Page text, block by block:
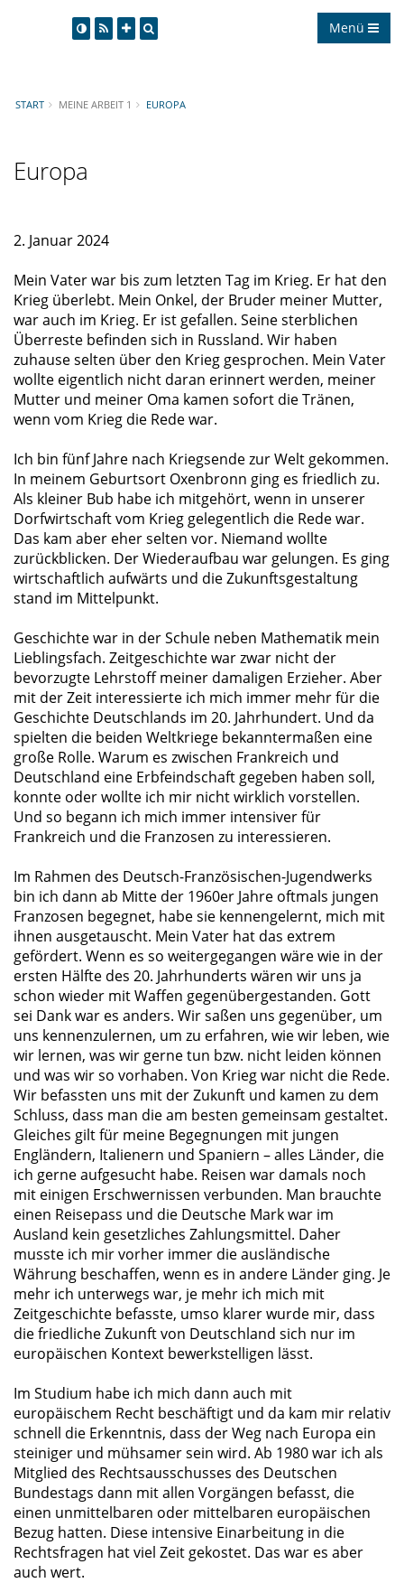
Menü
START MEINE ARBEIT 1 EUROPA
Europa
2. Januar 2024
Mein Vater war bis zum letzten Tag im Krieg. Er hat den
Krieg überlebt. Mein Onkel, der Bruder meiner Mutter,
war auch im Krieg. Er ist gefallen. Seine sterblichen
Überreste befinden sich in Russland. Wir haben
zuhause selten über den Krieg gesprochen. Mein Vater
wollte eigentlich nicht daran erinnert werden, meiner
Mutter und meiner Oma kamen sofort die Tränen,
wenn vom Krieg die Rede war.
Ich bin fünf Jahre nach Kriegsende zur Welt gekommen.
In meinem Geburtsort Oxenbronn ging es friedlich zu.
Als kleiner Bub habe ich mitgehört, wenn in unserer
Dorfwirtschaft vom Krieg gelegentlich die Rede war.
Das kam aber eher selten vor. Niemand wollte
zurückblicken. Der Wiederaufbau war gelungen. Es ging
wirtschaftlich aufwärts und die Zukunftsgestaltung
stand im Mittelpunkt.
Geschichte war in der Schule neben Mathematik mein
Lieblingsfach. Zeitgeschichte war zwar nicht der
bevorzugte Lehrstoff meiner damaligen Erzieher. Aber
mit der Zeit interessierte ich mich immer mehr für die
Geschichte Deutschlands im 20. Jahrhundert. Und da
spielten die beiden Weltkriege bekanntermaßen eine
große Rolle. Warum es zwischen Frankreich und
Deutschland eine Erbfeindschaft gegeben haben soll,
konnte oder wollte ich mir nicht wirklich vorstellen.
Und so begann ich mich immer intensiver für
Frankreich und die Franzosen zu interessieren.
Im Rahmen des Deutsch-Französischen-Jugendwerks
bin ich dann ab Mitte der 1960er Jahre oftmals jungen
Franzosen begegnet, habe sie kennengelernt, mich mit
ihnen ausgetauscht. Mein Vater hat das extrem
gefördert. Wenn es so weitergegangen wäre wie in der
ersten Hälfte des 20. Jahrhunderts wären wir uns ja
schon wieder mit Waffen gegenübergestanden. Gott
sei Dank war es anders. Wir saßen uns gegenüber, um
uns kennenzulernen, um zu erfahren, wie wir leben, wie
wir lernen, was wir gerne tun bzw. nicht leiden können
und was wir so vorhaben. Von Krieg war nicht die Rede.
Wir befassten uns mit der Zukunft und kamen zu dem
Schluss, dass man die am besten gemeinsam gestaltet.
Gleiches gilt für meine Begegnungen mit jungen
Engländern, Italienern und Spaniern – alles Länder, die
ich gerne aufgesucht habe. Reisen war damals noch
mit einigen Erschwernissen verbunden. Man brauchte
einen Reisepass und die Deutsche Mark war im
Ausland kein gesetzliches Zahlungsmittel. Daher
musste ich mir vorher immer die ausländische
Währung beschaffen, wenn es in andere Länder ging. Je
mehr ich unterwegs war, je mehr ich mich mit
Zeitgeschichte befasste, umso klarer wurde mir, dass
die friedliche Zukunft von Deutschland sich nur im
europäischen Kontext bewerkstelligen lässt.
Im Studium habe ich mich dann auch mit
europäischem Recht beschäftigt und da kam mir relativ
schnell die Erkenntnis, dass der Weg nach Europa ein
steiniger und mühsamer sein wird. Ab 1980 war ich als
Mitglied des Rechtsausschusses des Deutschen
Bundestags dann mit allen Vorgängen befasst, die
einen unmittelbaren oder mittelbaren europäischen
Bezug hatten. Diese intensive Einarbeitung in die
Rechtsfragen hat viel Zeit gekostet. Das war es aber
auch wert.